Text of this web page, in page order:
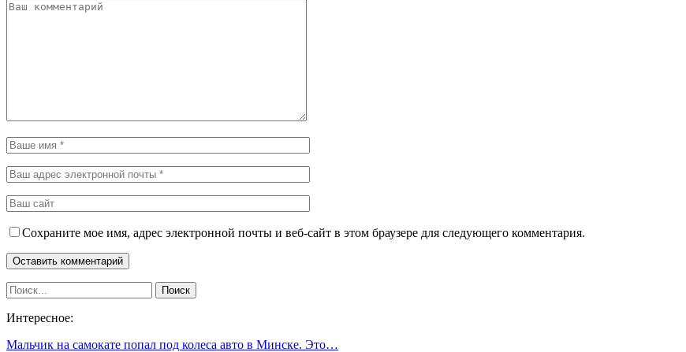
Сохраните мое имя, адрес электронной почты и веб-сайт в этом браузере для следующего комментария.
Интересное:
Мальчик на самокате попал под колеса авто в Минске. Это…